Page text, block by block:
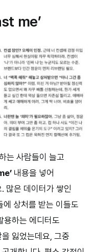
me’
는 사람들이 늘고
내용을 넣어
많은 데이터가 쌓인
상처를 받는 이들도
용하는 에디터도
잃었는데요, 그중